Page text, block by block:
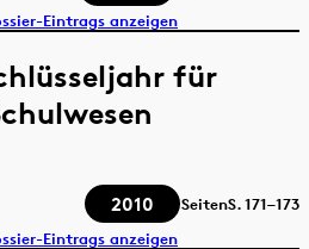
Eintrags anzeigen
für
2010 SeitenS.171–173
Eintrags anzeigen